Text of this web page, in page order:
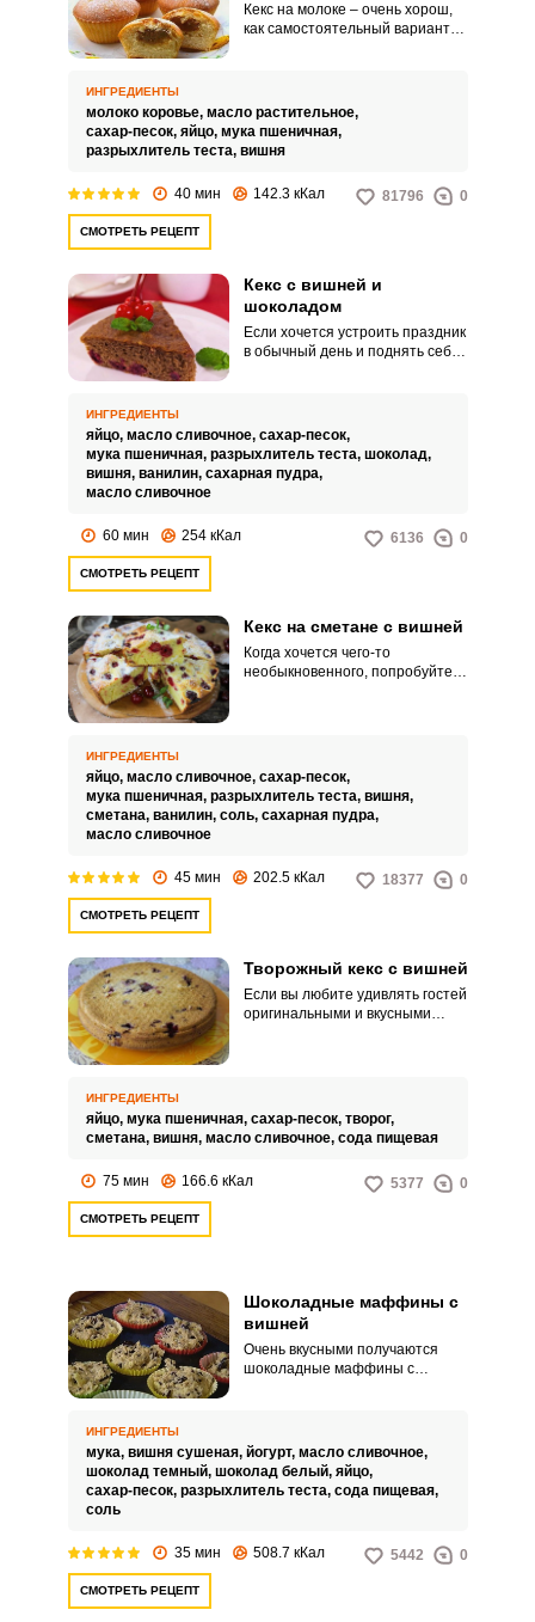
Кекс на молоке – очень хорош,
как самостоятельный вариант
пофантазировать и приготовить
кексы с сюрпризом.
ИНГРЕДИЕНТЫ
молоко коровье, масло растительное,
сахар-песок, яйцо, мука пшеничная,
разрыхлитель теста, вишня
40 мин 142.3 кКал 81796 0
СМОТРЕТЬ РЕЦЕПТ
Кекс с вишней и
шоколадом
Если хочется устроить праздник
в обычный день и поднять себе
использовать как свежую, так и
замороженную.
ИНГРЕДИЕНТЫ
яйцо, масло сливочное, сахар-песок,
мука пшеничная, разрыхлитель теста, шоколад,
вишня, ванилин, сахарная пудра,
масло сливочное
60 мин 254 кКал 6136 0
СМОТРЕТЬ РЕЦЕПТ
Кекс на сметане с вишней
Когда хочется чего-то
необыкновенного, попробуйте
ИНГРЕДИЕНТЫ
яйцо, масло сливочное, сахар-песок,
мука пшеничная, разрыхлитель теста, вишня,
сметана, ванилин, соль, сахарная пудра,
масло сливочное
45 мин 202.5 кКал 18377 0
СМОТРЕТЬ РЕЦЕПТ
Творожный кекс с вишней
Если вы любите удивлять гостей
оригинальными и вкусными
незабываемый вкус и аромат.
ИНГРЕДИЕНТЫ
яйцо, мука пшеничная, сахар-песок, творог,
сметана, вишня, масло сливочное, сода пищевая
75 мин 166.6 кКал 5377 0
СМОТРЕТЬ РЕЦЕПТ
Шоколадные маффины с
вишней
Очень вкусными получаются
шоколадные маффины с
потому такие маффины
пользуются популярностью и
украшают любой стол.
ИНГРЕДИЕНТЫ
мука, вишня сушеная, йогурт, масло сливочное,
шоколад темный, шоколад белый, яйцо,
сахар-песок, разрыхлитель теста, сода пищевая,
соль
35 мин 508.7 кКал 5442 0
СМОТРЕТЬ РЕЦЕПТ